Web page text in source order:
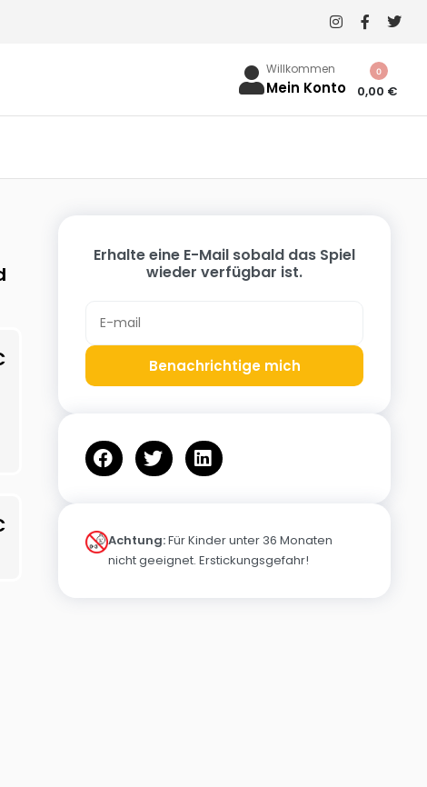
Willkommen
Mein Konto 0,00 €
0
Erhalte eine E-Mail sobald das Spiel
wieder verfügbar ist.
Benachrichtige mich
Achtung:Für Kinder unter 36 Monaten
nicht geeignet. Erstickungsgefahr!